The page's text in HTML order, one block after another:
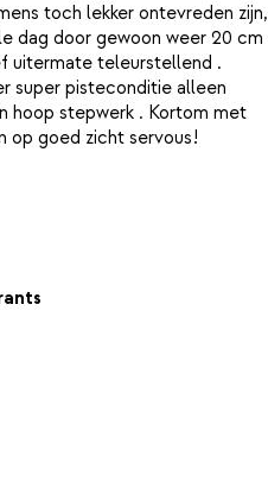
toch lekker ontevreden zijn,
dag door gewoon weer 20 cm
uitermate teleurstellend .
super pisteconditie alleen
hoop stepwerk . Kortom met